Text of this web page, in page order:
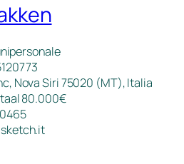
Nova Siri 75020 (MT), Italia
80.000€